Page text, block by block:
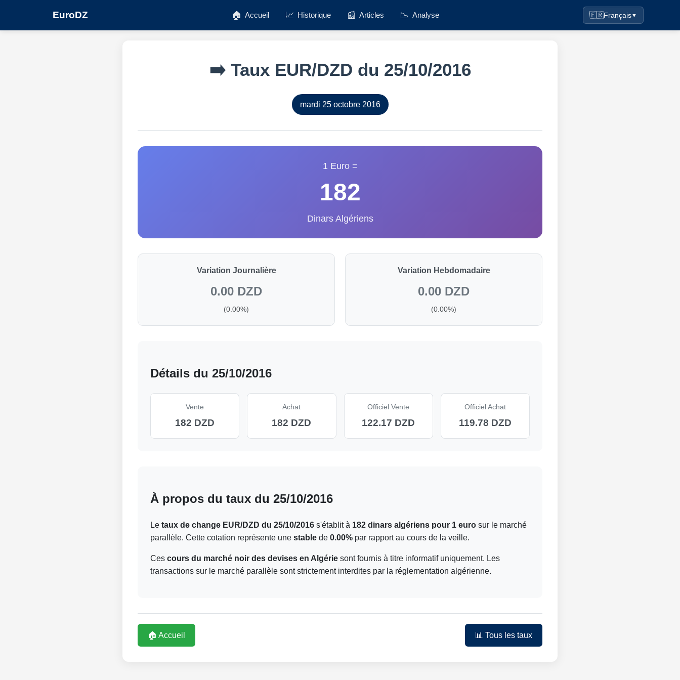
EuroDZ 🏠 Accueil 📈 Historique 📰 Articles 📉 Analyse 🇫🇷Français▼
➡️ Taux EUR/DZD du 25/10/2016
mardi 25 octobre 2016
1 Euro =
182
Dinars Algériens
Variation Journalière
0.00 DZD
(0.00%)
Variation Hebdomadaire
0.00 DZD
(0.00%)
Détails du 25/10/2016
Vente
182 DZD
Achat
182 DZD
Officiel Vente
122.17 DZD
Officiel Achat
119.78 DZD
À propos du taux du 25/10/2016
Le taux de change EUR/DZD du 25/10/2016 s'établit à 182 dinars algériens pour 1 euro sur le marché
parallèle. Cette cotation représente une stable de 0.00% par rapport au cours de la veille.
Ces cours du marché noir des devises en Algérie sont fournis à titre informatif uniquement. Les
transactions sur le marché parallèle sont strictement interdites par la réglementation algérienne.
🏠 Accueil 📊 Tous les taux